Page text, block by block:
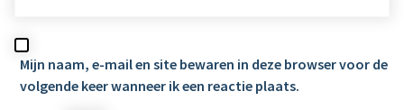
Mijn naam, e-mail en site bewaren in deze browser voor de
volgende keer wanneer ik een reactie plaats.